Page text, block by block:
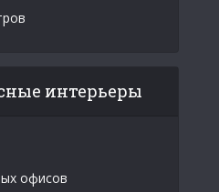
интерьеры
офисов